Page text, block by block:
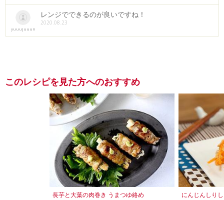
yuuujuuun
レンジでできるのが良いですね！
2020.08.23
このレシピを見た方へのおすすめ
長芋と大葉の肉巻き うまつゆ絡め にんじんしり